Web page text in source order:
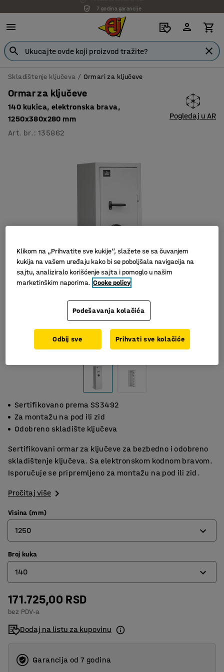
7 godina garancije
Skladištenje ključeva Ormari za ključeve
Ormar za ključeve
140 kukica, elektronska brava,
1250x380x280 mm
Art. br. :135862
Pogledaj u AR
Slični proizvodi
Sertifikovano prema SS3492
Za montažu na pod ili zid
Odobreno skladište ključeva
Sertifikovani ormar za ključeve za bezbedno i odobreno
skladištenje ključeva. Sa elektronskom kodnom bravom.
Isporučuje se pripremljeno za montažu na pod ili zid.
Pročitaj više
Visina (mm)
1250
450
750
1250
1500
Broj kuka
140
42
100
140
372
171.725,00 RSD
bez PDV-a
Dodaj na listu za kupovinu
Garancija od 7 godina
Klikom na „Prihvatite sve kukije“, slažete se sa čuvanjem
kukija na vašem uređaju kako bi se poboljšala navigacija na
sajtu, analiziralo korišćenje sajta i pomoglo u našim
marketinškim naporima. Cooke policy
Podešavanja kolačića
Odbij sve Prihvati sve kolačiće